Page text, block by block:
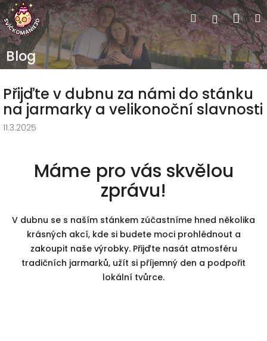
Přejít na obsah
Hledat
3D
zvířátka
Naše
3D
Blog
Přijďte v dubnu za námi do stánku
na jarmarky a velikonoční slavnosti
11.3.2025
Máme pro vás skvělou
zprávu!
V dubnu se s naším stánkem zúčastníme hned několika
krásných akcí, kde si budete moci prohlédnout a
zakoupit naše výrobky. Přijďte nasát atmosféru
tradičních jarmarků, užít si příjemný den a podpořit
lokální tvůrce.